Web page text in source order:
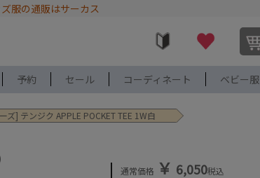
服の通販はサーカス
予約 セール コーディネート ベビー服
ズ] テンジク APPLE POCKET TEE 1W白
通常価格 ￥ 6,050税込